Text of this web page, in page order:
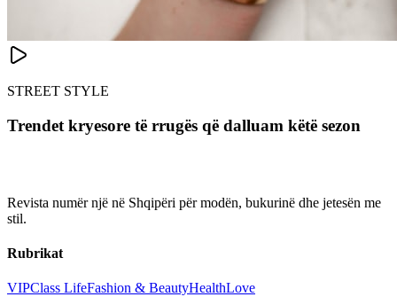
STREET STYLE
Trendet kryesore të rrugës që dalluam këtë sezon
Revista numër një në Shqipëri për modën, bukurinë dhe jetesën me
stil.
Rubrikat
VIPClass LifeFashion & BeautyHealthLove